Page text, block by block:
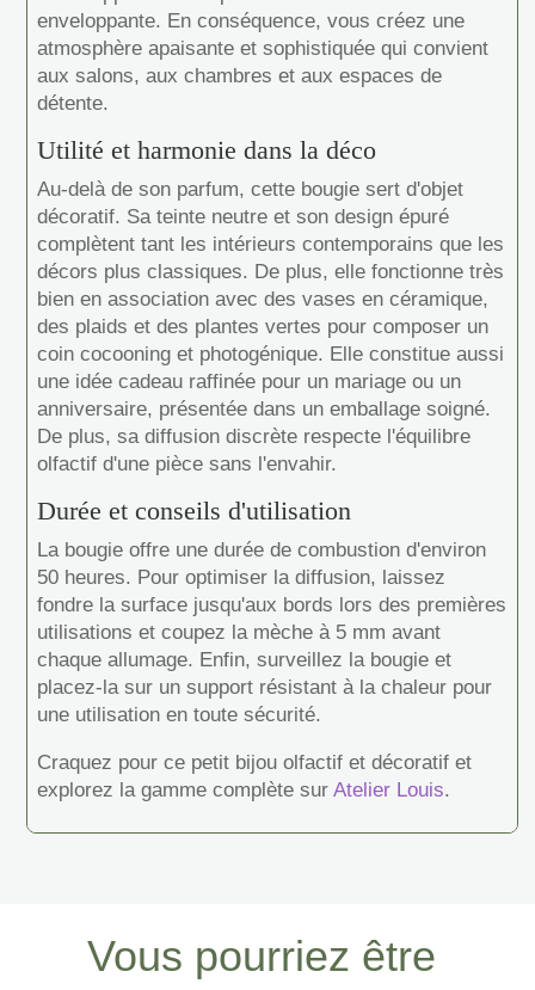
enveloppante. En conséquence, vous créez une
atmosphère apaisante et sophistiquée qui convient
aux salons, aux chambres et aux espaces de
détente.
Utilité et harmonie dans la déco
Au-delà de son parfum, cette bougie sert d'objet
décoratif. Sa teinte neutre et son design épuré
complètent tant les intérieurs contemporains que les
décors plus classiques. De plus, elle fonctionne très
bien en association avec des vases en céramique,
des plaids et des plantes vertes pour composer un
coin cocooning et photogénique. Elle constitue aussi
une idée cadeau raffinée pour un mariage ou un
anniversaire, présentée dans un emballage soigné.
De plus, sa diffusion discrète respecte l'équilibre
olfactif d'une pièce sans l'envahir.
Durée et conseils d'utilisation
La bougie offre une durée de combustion d'environ
50 heures. Pour optimiser la diffusion, laissez
fondre la surface jusqu'aux bords lors des premières
utilisations et coupez la mèche à 5 mm avant
chaque allumage. Enfin, surveillez la bougie et
placez-la sur un support résistant à la chaleur pour
une utilisation en toute sécurité.
Craquez pour ce petit bijou olfactif et décoratif et
explorez la gamme complète surAtelier Louis.
Vous pourriez être